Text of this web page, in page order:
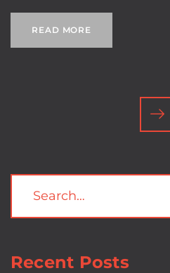
READ MORE
Recent Posts